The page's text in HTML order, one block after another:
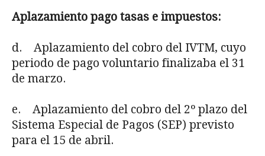
Aplazamiento pago tasas e impuestos:
d. Aplazamiento del cobro del IVTM, cuyo
periodo de pago voluntario finalizaba el 31
de marzo.
e. Aplazamiento del cobro del 2º plazo del
Sistema Especial de Pagos (SEP) previsto
para el 15 de abril.